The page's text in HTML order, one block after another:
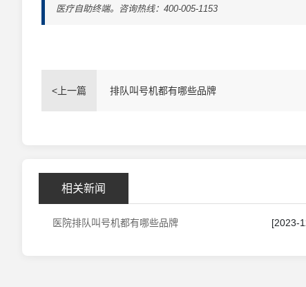
医疗自助终端。咨询热线：400-005-1153
<上一篇 排队叫号机都有哪些品牌
相关新闻
医院排队叫号机都有哪些品牌 [2023-